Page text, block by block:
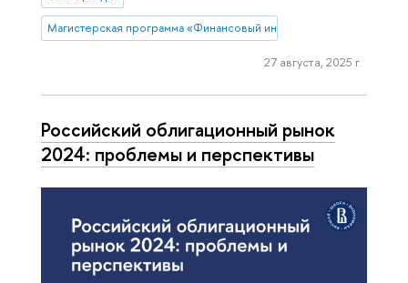
Магистерская программа «Финансовый инжиниринг»
27 августа, 2025 г.
Российский облигационный рынок
2024: проблемы и перспективы